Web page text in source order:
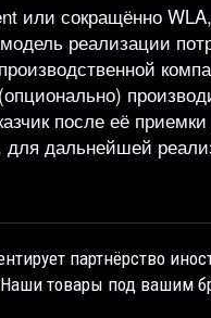
или сокращённо
реализации
после её
для дальнейшей
партнёрство
товары под вашим